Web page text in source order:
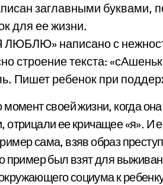
заглавными буквами,
для ее жизни.
написано с
строение текста:
Пишет ребенок при
своей жизни, когда
отрицали ее кричащее «я». И
сама, взяв образ
пример был взят для
социума к